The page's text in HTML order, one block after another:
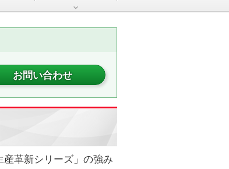
お問い合わせ
革新シリーズ」の強み